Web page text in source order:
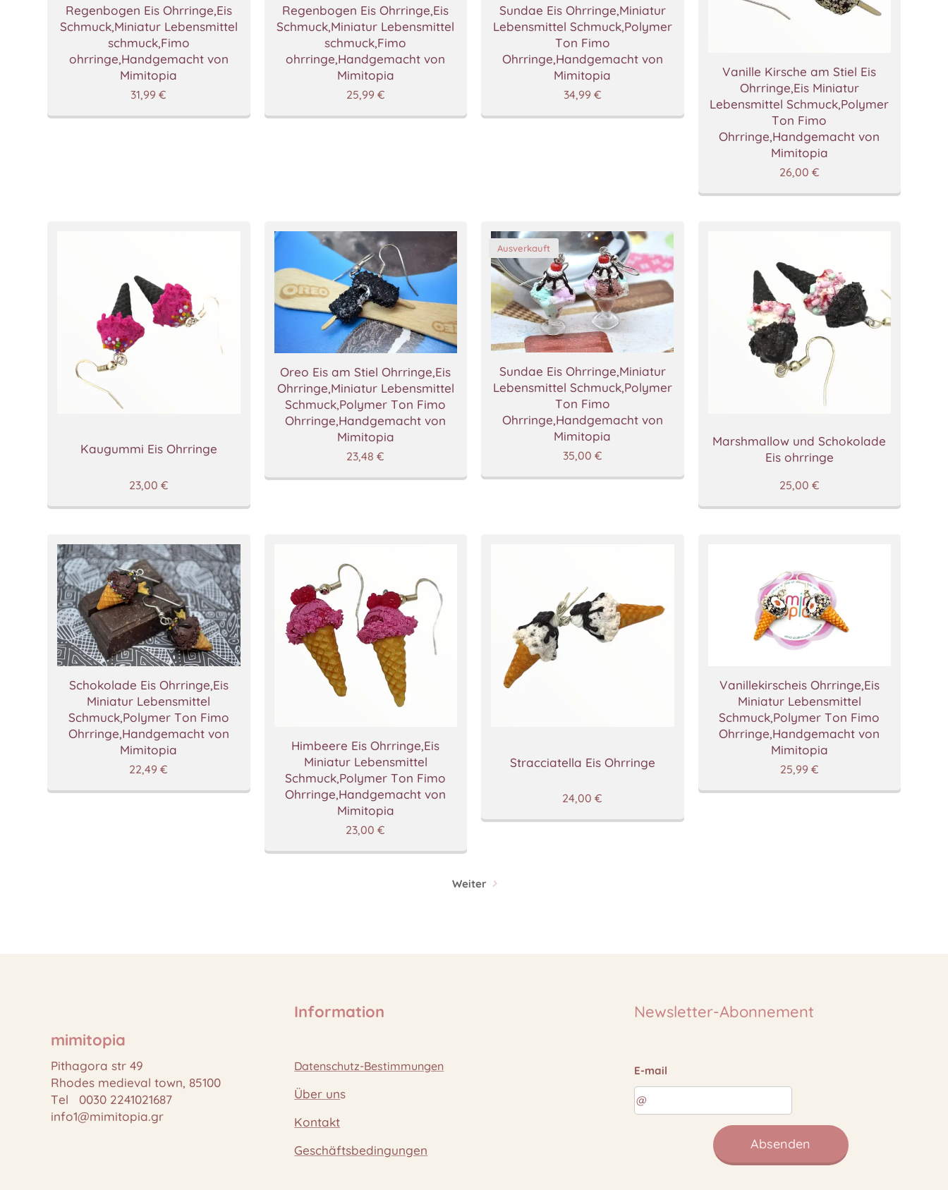
Regenbogen Eis Ohrringe,Eis
Schmuck,Miniatur Lebensmittel
schmuck,Fimo
ohrringe,Handgemacht von
Mimitopia
31,99 €
Regenbogen Eis Ohrringe,Eis
Schmuck,Miniatur Lebensmittel
schmuck,Fimo
ohrringe,Handgemacht von
Mimitopia
25,99 €
Sundae Eis Ohrringe,Miniatur
Lebensmittel Schmuck,Polymer
Ton Fimo
Ohrringe,Handgemacht von
Mimitopia
34,99 €
Vanille Kirsche am Stiel Eis
Ohrringe,Eis Miniatur
Lebensmittel Schmuck,Polymer
Ton Fimo
Ohrringe,Handgemacht von
Mimitopia
26,00 €
Kaugummi Eis Ohrringe
23,00 €
Oreo Eis am Stiel Ohrringe,Eis
Ohrringe,Miniatur Lebensmittel
Schmuck,Polymer Ton Fimo
Ohrringe,Handgemacht von
Mimitopia
23,48 €
Sundae Eis Ohrringe,Miniatur
Lebensmittel Schmuck,Polymer
Ton Fimo
Ohrringe,Handgemacht von
Mimitopia
Ausverkauft
35,00 €
Marshmallow und Schokolade
Eis ohrringe
25,00 €
Schokolade Eis Ohrringe,Eis
Miniatur Lebensmittel
Schmuck,Polymer Ton Fimo
Ohrringe,Handgemacht von
Mimitopia
22,49 €
Himbeere Eis Ohrringe,Eis
Miniatur Lebensmittel
Schmuck,Polymer Ton Fimo
Ohrringe,Handgemacht von
Mimitopia
23,00 €
Stracciatella Eis Ohrringe
24,00 €
Vanillekirscheis Ohrringe,Eis
Miniatur Lebensmittel
Schmuck,Polymer Ton Fimo
Ohrringe,Handgemacht von
Mimitopia
25,99 €
Weiter
mimitopia
Pithagora str 49
Rhodes medieval town, 85100
Tel 0030 2241021687
info1@mimitopia.gr
Information
Datenschutz-Bestimmungen
Über uns
Kontakt
Geschäftsbedingungen
Newsletter-Abonnement
E-mail
Absenden